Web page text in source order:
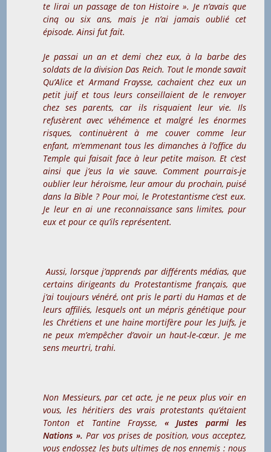
te lirai un passage de ton Histoire ». Je n’avais que
cinq ou six ans, mais je n’ai jamais oublié cet
épisode. Ainsi fut fait.
Je passai un an et demi chez eux, à la barbe des
soldats de la division Das Reich. Tout le monde savait
Qu’Alice et Armand Fraysse, cachaient chez eux un
petit juif et tous leurs conseillaient de le renvoyer
chez ses parents, car ils risquaient leur vie. Ils
refusèrent avec véhémence et malgré les énormes
risques, continuèrent à me couver comme leur
enfant, m’emmenant tous les dimanches à l’office du
Temple qui faisait face à leur petite maison. Et c’est
ainsi que j’eus la vie sauve. Comment pourrais-je
oublier leur héroïsme, leur amour du prochain, puisé
dans la Bible ? Pour moi, le Protestantisme c’est eux.
Je leur en ai une reconnaissance sans limites, pour
eux et pour ce qu’ils représentent.
Aussi, lorsque j’apprends par différents médias, que
certains dirigeants du Protestantisme français, que
j’ai toujours vénéré, ont pris le parti du Hamas et de
leurs affiliés, lesquels ont un mépris génétique pour
les Chrétiens et une haine mortifère pour les Juifs, je
ne peux m’empêcher d’avoir un haut-le-cœur. Je me
sens meurtri, trahi.
Non Messieurs, par cet acte, je ne peux plus voir en
vous, les héritiers des vrais protestants qu’étaient
Tonton et Tantine Fraysse,« Justes parmi les
Nations ». Par vos prises de position, vous acceptez,
vous endossez les buts ultimes de nos ennemis : nous